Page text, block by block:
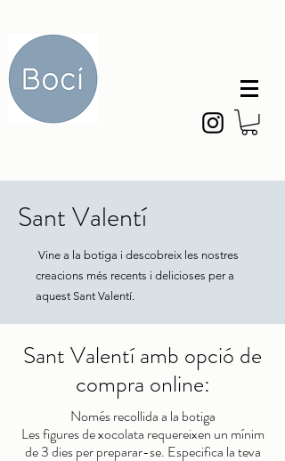
Sant Valentí
Vine a la botiga i descobreix les nostres
creacions més recents i delicioses per a
aquest Sant Valentí.
Sant Valentí amb opció de
compra online:
Només recollida a la botiga
Les figures de xocolata requereixen un mínim
de 3 dies per preparar-se. Especifica la teva